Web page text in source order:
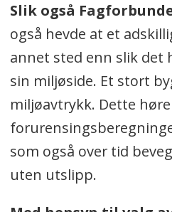
Slik også
også hevde at et
annet sted enn slik det
sin miljøside. Et stort
miljøavtrykk. Dette
som også over tid
uten utslipp.